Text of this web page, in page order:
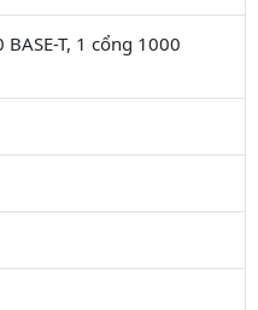
T, 1 cổng 1000